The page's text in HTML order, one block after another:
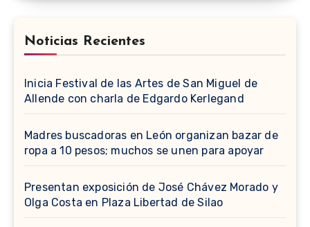
Noticias Recientes
Inicia Festival de las Artes de San Miguel de
Allende con charla de Edgardo Kerlegand
Madres buscadoras en León organizan bazar de
ropa a 10 pesos; muchos se unen para apoyar
Presentan exposición de José Chávez Morado y
Olga Costa en Plaza Libertad de Silao